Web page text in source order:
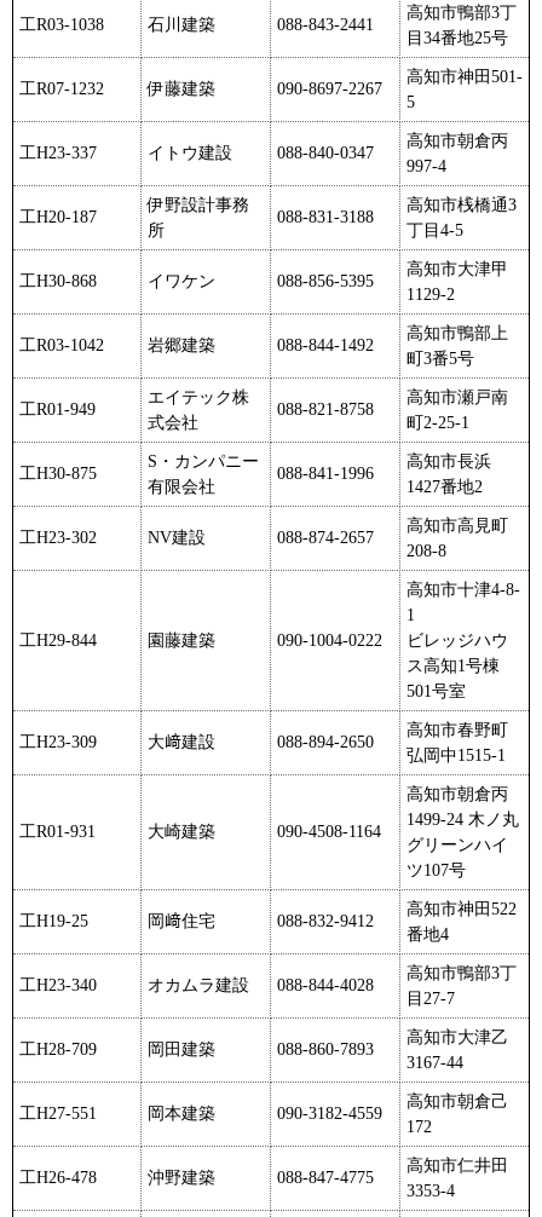
工R03-1038 石川建築 088-843-2441
高知市鴨部3丁
目34番地25号
工R07-1232 伊藤建築 090-8697-2267
高知市神田501-
5
工H23-337 イトウ建設 088-840-0347
高知市朝倉丙
997-4
工H20-187
伊野設計事務
所
088-831-3188
高知市桟橋通3
丁目4-5
工H30-868 イワケン 088-856-5395
高知市大津甲
1129-2
工R03-1042 岩郷建築 088-844-1492
高知市鴨部上
町3番5号
工R01-949
エイテック株
式会社
088-821-8758
高知市瀬戸南
町2-25-1
工H30-875
S・カンパニー
有限会社
088-841-1996
高知市長浜
1427番地2
工H23-302 NV建設 088-874-2657
高知市高見町
208-8
工H29-844 園藤建築 090-1004-0222
高知市十津4-8-
1
ビレッジハウ
ス高知1号棟
501号室
工H23-309 大﨑建設 088-894-2650
高知市春野町
弘岡中1515-1
工R01-931 大崎建築 090-4508-1164
高知市朝倉丙
1499-24 木ノ丸
グリーンハイ
ツ107号
工H19-25 岡﨑住宅 088-832-9412
高知市神田522
番地4
工H23-340 オカムラ建設 088-844-4028
高知市鴨部3丁
目27-7
工H28-709 岡田建築 088-860-7893
高知市大津乙
3167-44
工H27-551 岡本建築 090-3182-4559
高知市朝倉己
172
工H26-478 沖野建築 088-847-4775
高知市仁井田
3353-4